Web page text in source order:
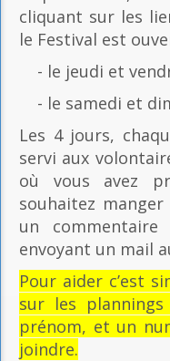
cliquant sur les
le Festival est
- le jeudi et
- le samedi et
Les 4 jours,
servi aux
où vous avez
souhaitez
un
envoyant un mail
Pour aider c’est
sur les
prénom, et un
joindre.